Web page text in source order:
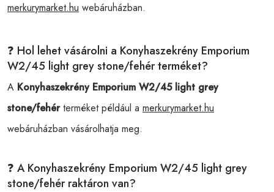
merkurymarket.hu webáruházban.
❓ Hol lehet vásárolni a Konyhaszekrény Emporium
W2/45 light grey stone/fehér terméket?
A Konyhaszekrény Emporium W2/45 light grey
stone/fehérterméket például a merkurymarket.hu
webáruházban vásárolhatja meg.
❓ A Konyhaszekrény Emporium W2/45 light grey
stone/fehér raktáron van?